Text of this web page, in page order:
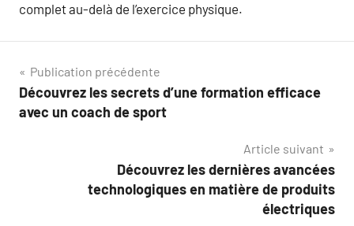
complet au-delà de l’exercice physique.
Navigation
de
Publication précédente
Découvrez les secrets d’une formation efficace
avec un coach de sport
Article suivant
Découvrez les dernières avancées
technologiques en matière de produits
électriques